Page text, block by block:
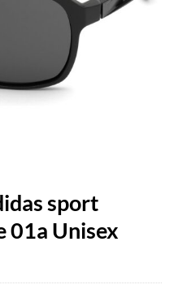
sport
01a Unisex